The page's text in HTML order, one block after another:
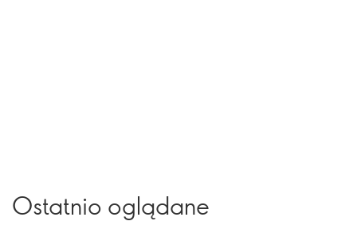
Ostatnio oglądane